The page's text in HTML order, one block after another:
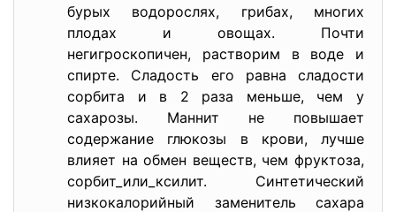
бурых водорослях, грибах, многих
плодах и овощах. Почти
негигроскопичен, растворим в воде и
спирте. Сладость его равна сладости
сорбита и в 2 раза меньше, чем у
сахарозы. Маннит не повышает
содержание глюкозы в крови, лучше
влияет на обмен веществ, чем фруктоза,
сорбит_или_ксилит. Синтетический
низкокалорийный заменитель сахара